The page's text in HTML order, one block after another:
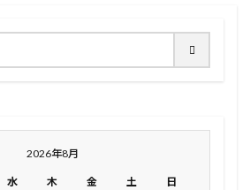
2026年8月
水 木 金 土 日